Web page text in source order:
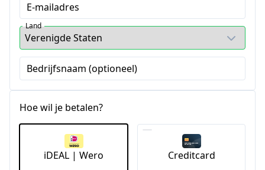
E-mailadres
Land
Bedrijfsnaam (optioneel)
Hoe wil je betalen?
iDEAL | Wero Creditcard